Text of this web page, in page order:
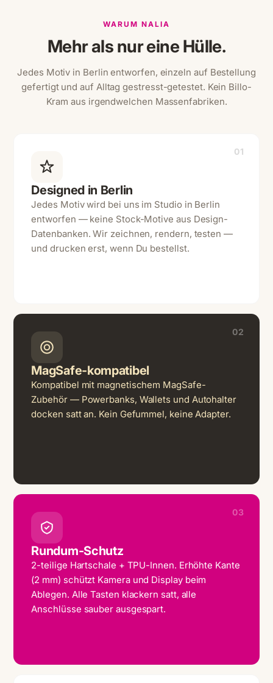
WARUM NALIA
Mehr als nur eine Hülle.
Jedes Motiv in Berlin entworfen, einzeln auf Bestellung
gefertigt und auf Alltag gestresst-getestet. Kein Billo-
Kram aus irgendwelchen Massenfabriken.
01
Designed in Berlin
Jedes Motiv wird bei uns im Studio in Berlin
entworfen — keine Stock-Motive aus Design-
Datenbanken. Wir zeichnen, rendern, testen —
und drucken erst, wenn Du bestellst.
02
MagSafe-kompatibel
Kompatibel mit magnetischem MagSafe-
Zubehör — Powerbanks, Wallets und Autohalter
docken satt an. Kein Gefummel, keine Adapter.
03
Rundum-Schutz
2-teilige Hartschale + TPU-Innen. Erhöhte Kante
(2 mm) schützt Kamera und Display beim
Ablegen. Alle Tasten klackern satt, alle
Anschlüsse sauber ausgespart.